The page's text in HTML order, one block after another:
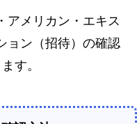
アメリカン・エキス
ョン（招待）の確認
す。